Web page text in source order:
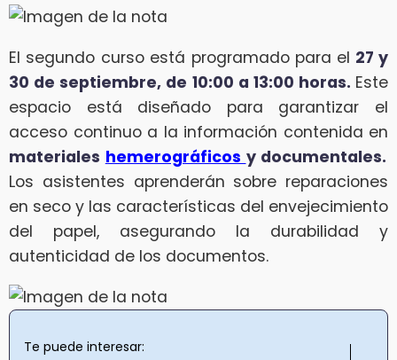
El segundo curso está programado para el 27 y
30 de septiembre, de 10:00 a 13:00 horas. Este
espacio está diseñado para garantizar el
acceso continuo a la información contenida en
materiales hemerográficos y documentales.
Los asistentes aprenderán sobre reparaciones
en seco y las características del envejecimiento
del papel, asegurando la durabilidad y
autenticidad de los documentos.
Te puede interesar: